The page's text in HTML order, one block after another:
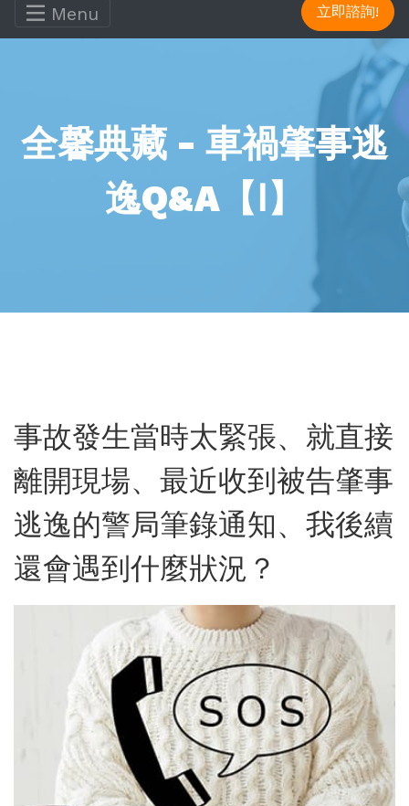
Menu 立即諮詢!
全馨典藏 - 車禍肇事逃
逸Q&A【Ⅰ】
事故發生當時太緊張、就直接
離開現場、最近收到被告肇事
逃逸的警局筆錄通知、我後續
還會遇到什麼狀況？